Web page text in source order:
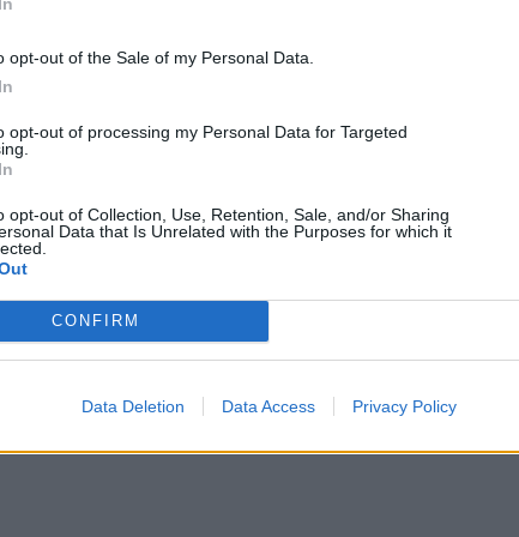
opt-out of the Sale of my Personal Data.
opt-out of processing my Personal Data for Targeted
opt-out of Collection, Use, Retention, Sale, and/or Sharing
Data that Is Unrelated with the Purposes for which it
CONFIRM
Data Deletion Data Access Privacy Policy
πρώτα. Όχι θα μπορούσατε
ΔΙΑΦΗΜΙΣΗ